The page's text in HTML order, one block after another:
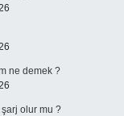
ne demek ?
olur mu ?